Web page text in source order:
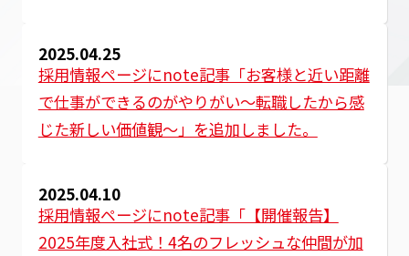
2025.04.25
採用情報ページにnote記事「お客様と近い距離
で仕事ができるのがやりがい～転職したから感
じた新しい価値観～」を追加しました。
2025.04.10
採用情報ページにnote記事「【開催報告】
2025年度入社式！4名のフレッシュな仲間が加